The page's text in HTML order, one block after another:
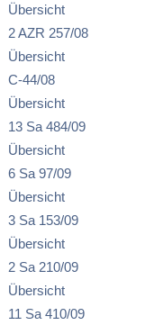
Übersicht
2 AZR 257/08
Übersicht
C-44/08
Übersicht
13 Sa 484/09
Übersicht
6 Sa 97/09
Übersicht
3 Sa 153/09
Übersicht
2 Sa 210/09
Übersicht
11 Sa 410/09